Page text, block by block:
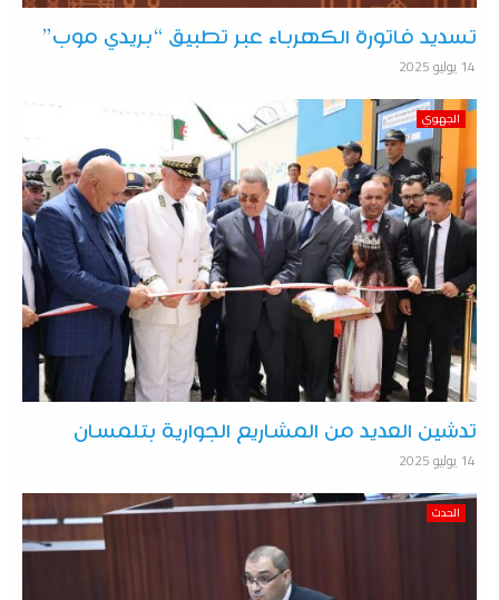
تسديد فاتورة الكهرباء عبر تطبيق “بريدي موب”
14 يوليو 2025
الجهوي
تدشين العديد من المشاريع الجوارية بتلمسان
14 يوليو 2025
الحدث